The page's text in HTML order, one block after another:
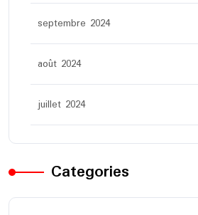
septembre 2024
août 2024
juillet 2024
Categories